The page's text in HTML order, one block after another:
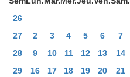
26
27
2 3 4 5 6 7
28
9 10 11 12 13 14
29
16 17 18 19 20 21